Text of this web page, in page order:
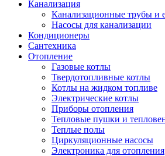
Канализация
Канализационные трубы и
Насосы для канализации
Кондиционеры
Сантехника
Отопление
Газовые котлы
Твердотопливные котлы
Котлы на жидком топливе
Электрические котлы
Приборы отопления
Тепловые пушки и
Теплые полы
Циркуляционные насосы
Электроника для отопления